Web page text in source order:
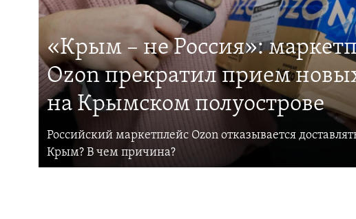
«Крым – не Россия»:
Ozon прекратил прием
на Крымском полуострове
Российский маркетплейс Ozon отказывается
Крым? В чем причина?